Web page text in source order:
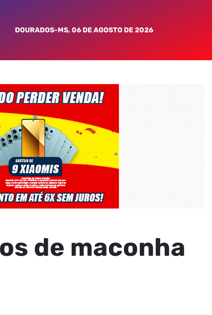
DOURADOS-MS, 06 DE AGOSTO DE 2026
de maconha